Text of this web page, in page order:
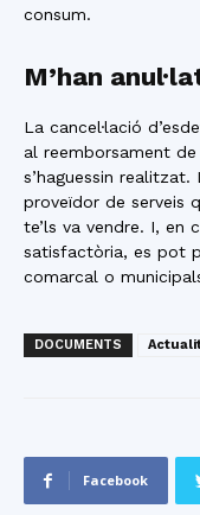
consum.
M’han
La cancel·lació
al reemborsament
s’haguessin realitzat.
proveïdor de serveis
te’ls va vendre. I, en
satisfactòria, es pot
comarcal o
DOCUMENTS
Facebook